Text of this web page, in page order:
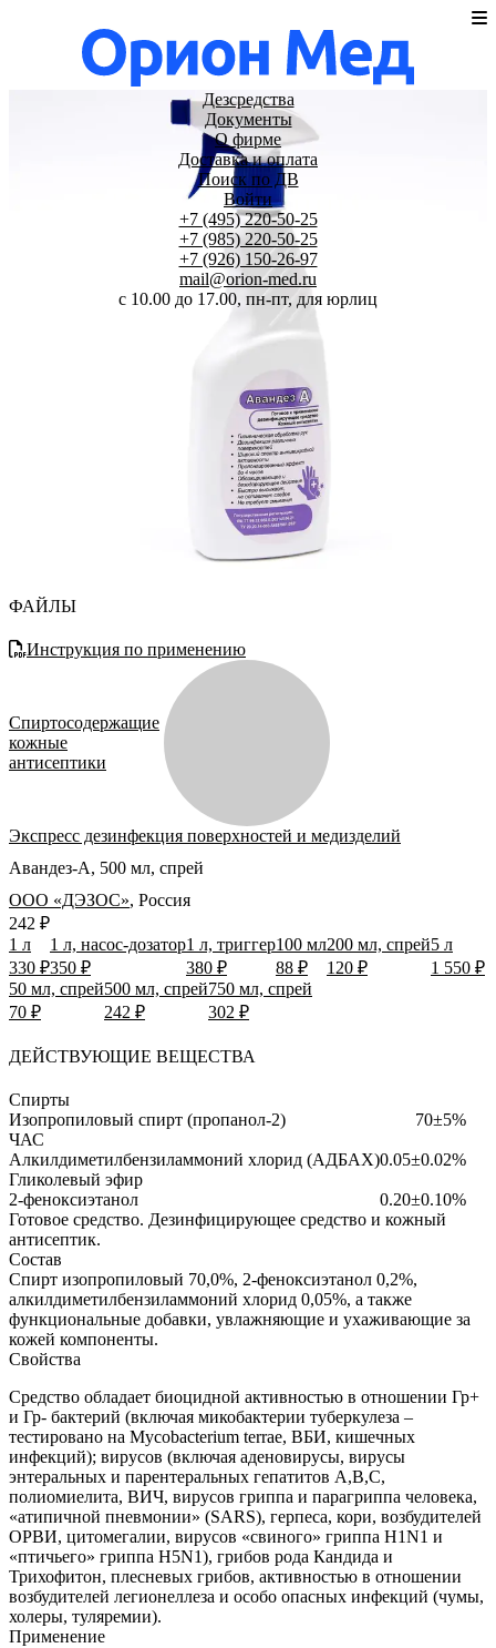
Дезсредства
Документы
О фирме
Доставка и оплата
Поиск по ДВ
Войти
+7 (495) 220-50-25
+7 (985) 220-50-25
+7 (926) 150-26-97
mail@orion-med.ru
c 10.00 до 17.00, пн-пт, для юрлиц
ФАЙЛЫ
Инструкция по применению
Спиртосодержащие
кожные
антисептики
Экспресс дезинфекция поверхностей и медизделий
Авандез-А, 500 мл, спрей
ООО «ДЭЗОС», Россия
1 л
330 ₽
1 л, насос-дозатор
350 ₽
1 л, триггер
380 ₽
100 мл
88 ₽
200 мл, спрей
120 ₽
5 л
1 550 ₽
50 мл, спрей
70 ₽
500 мл, спрей
242 ₽
750 мл, спрей
302 ₽
ДЕЙСТВУЮЩИЕ ВЕЩЕСТВА
Спирты
Изопропиловый спирт (пропанол-2)
70±5%
ЧАС
Алкилдиметилбензиламмоний хлорид (АДБАХ)0.05±0.02%
Гликолевый эфир
2-феноксиэтанол
0.20±0.10%
Готовое средство. Дезинфицирующее средство и кожный
антисептик.
Состав
Спирт изопропиловый 70,0%, 2-феноксиэтанол 0,2%,
алкилдиметилбензиламмоний хлорид 0,05%, а также
функциональные добавки, увлажняющие и ухаживающие за
кожей компоненты.
Свойства
Средство обладает биоцидной активностью в отношении Гр+
и Гр- бактерий (включая микобактерии туберкулеза –
тестировано на Mycobacterium terrae, ВБИ, кишечных
инфекций); вирусов (включая аденовирусы, вирусы
энтеральных и парентеральных гепатитов A,B,С,
полиомиелита, ВИЧ, вирусов гриппа и парагриппа человека,
«атипичной пневмонии» (SARS), герпеса, кори, возбудителей
ОРВИ, цитомегалии, вирусов «свиного» гриппа H1N1 и
«птичьего» гриппа H5N1), грибов рода Кандида и
Трихофитон, плесневых грибов, активностью в отношении
возбудителей легионеллеза и особо опасных инфекций (чумы,
холеры, туляремии).
Применение
242 ₽